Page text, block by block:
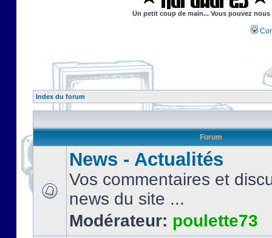
Un petit coup de main... Vous pouvez
Index du forum
Forum
News - Actualités
Vos commentaires et
news du site ...
Modérateur: poulette73